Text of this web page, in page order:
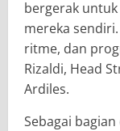
bergerak
mereka
ritme, dan
Rizaldi, Head
Ardiles.
Sebagai